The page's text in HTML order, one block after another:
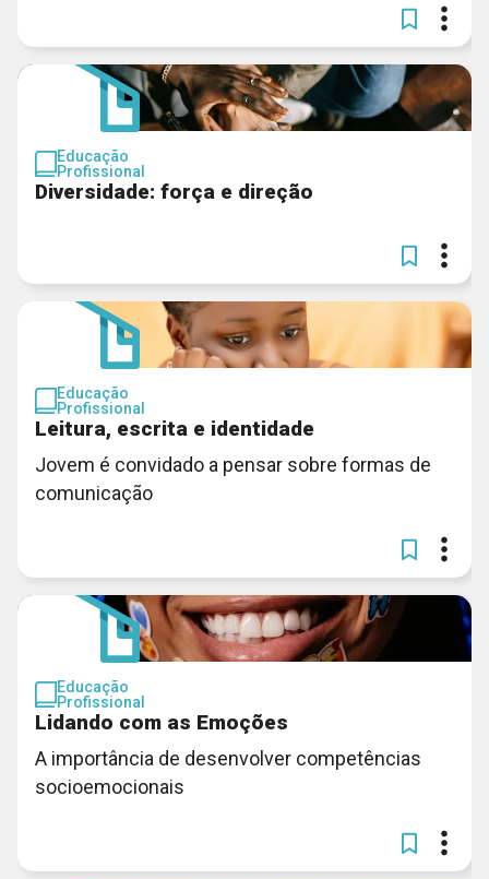
Educação
Profissional
Diversidade: força e direção
Educação
Profissional
Leitura, escrita e identidade
Jovem é convidado a pensar sobre formas de
comunicação
Educação
Profissional
Lidando com as Emoções
A importância de desenvolver competências
socioemocionais